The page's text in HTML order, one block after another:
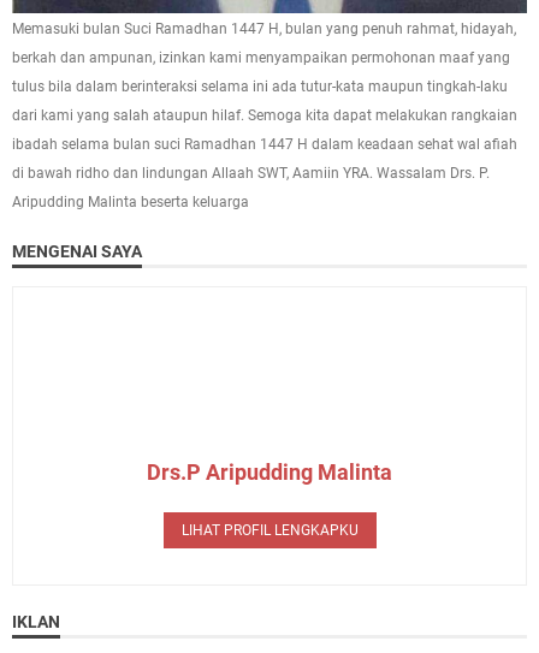
Memasuki bulan Suci Ramadhan 1447 H, bulan yang penuh rahmat, hidayah,
berkah dan ampunan, izinkan kami menyampaikan permohonan maaf yang
tulus bila dalam berinteraksi selama ini ada tutur-kata maupun tingkah-laku
dari kami yang salah ataupun hilaf. Semoga kita dapat melakukan rangkaian
ibadah selama bulan suci Ramadhan 1447 H dalam keadaan sehat wal afiah
di bawah ridho dan lindungan Allaah SWT, Aamiin YRA. Wassalam Drs. P.
Aripudding Malinta beserta keluarga
MENGENAI SAYA
Drs.P Aripudding Malinta
LIHAT PROFIL LENGKAPKU
IKLAN